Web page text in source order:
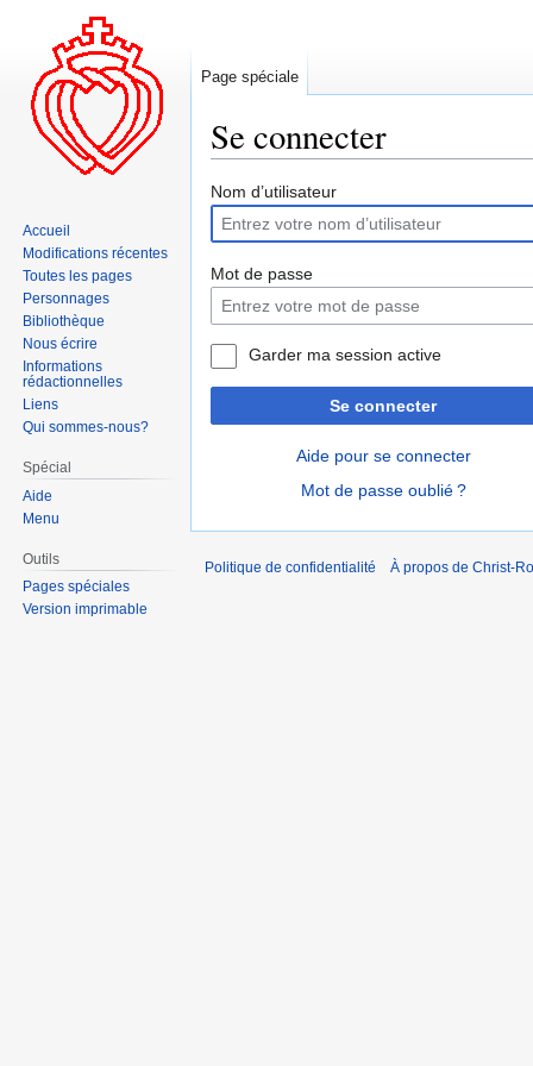
Se connecter
Aller
la
navigation
Aller
la
recherche
Nom d’utilisateur
Mot de passe
Garder ma session active
Se connecter
Aide pour se connecter
Mot de passe oublié ?
Page spéciale
Accueil
Modifications récentes
Toutes les pages
Personnages
Bibliothèque
Nous écrire
Informations
rédactionnelles
Liens
Qui sommes-nous?
Spécial
Aide
Menu
Outils
Pages spéciales
Version imprimable
Politique de confidentialité À propos de Christ-